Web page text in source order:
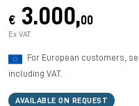
€ 3.000,00
Ex VAT
For European customers,
including VAT.
AVAILABLE ON REQUEST